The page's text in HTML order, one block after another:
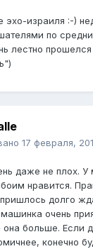
эхо-израиля :-)
по
лестно
17 февраля,
даже не плох. У
нравится.
долго
очень
она больше. Если
конечно